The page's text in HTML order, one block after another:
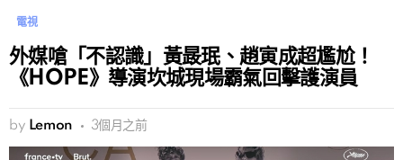
電視
外媒嗆「不認識」黃晸珉、趙寅成超尷尬！
《HOPE》導演坎城現場霸氣回擊護演員
by Lemon 3個月之前